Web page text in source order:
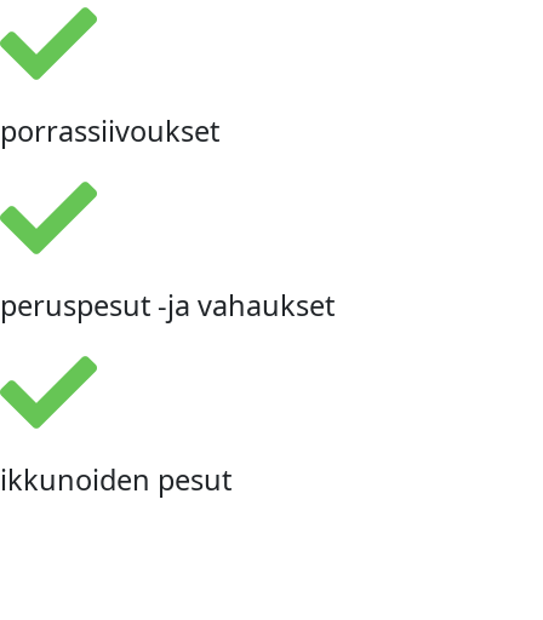
porrassiivoukset
peruspesut -ja vahaukset
ikkunoiden pesut